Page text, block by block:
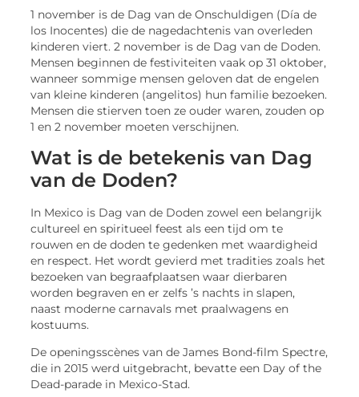
1 november is de Dag van de Onschuldigen (Día de
los Inocentes) die de nagedachtenis van overleden
kinderen viert. 2 november is de Dag van de Doden.
Mensen beginnen de festiviteiten vaak op 31 oktober,
wanneer sommige mensen geloven dat de engelen
van kleine kinderen (angelitos) hun familie bezoeken.
Mensen die stierven toen ze ouder waren, zouden op
1 en 2 november moeten verschijnen.
Wat is de betekenis van Dag
van de Doden?
In Mexico is Dag van de Doden zowel een belangrijk
cultureel en spiritueel feest als een tijd om te
rouwen en de doden te gedenken met waardigheid
en respect. Het wordt gevierd met tradities zoals het
bezoeken van begraafplaatsen waar dierbaren
worden begraven en er zelfs ’s nachts in slapen,
naast moderne carnavals met praalwagens en
kostuums.
De openingsscènes van de James Bond-film Spectre,
die in 2015 werd uitgebracht, bevatte een Day of the
Dead-parade in Mexico-Stad.